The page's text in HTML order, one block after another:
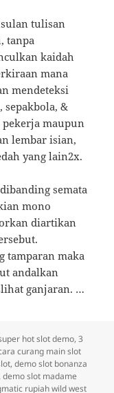
tulisan
tanpa
kaidah
mana
mendeteksi
sepakbola, &
maupun
lembar isian,
yang lain2x.
semata
mono
diartikan
tamparan maka
andalkan
ganjaran. …
hot slot demo,3
curang main slot
,demo slot bonanza
,demo slot madame
rupiah wild west